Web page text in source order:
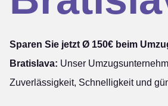
Sparen Sie jetzt Ø 150€ beim
Bratislava: Unser
Zuverlässigkeit, Schnelligkeit und